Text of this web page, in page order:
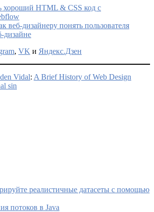
хороший HTML & CSS код с
веб-дизайнеру понять пользователя
дизайне
, VK и Яндекс.Дзен
Vidal: A Brief History of Web Design
sin
реалистичные датасеты с помощью
потоков в Java